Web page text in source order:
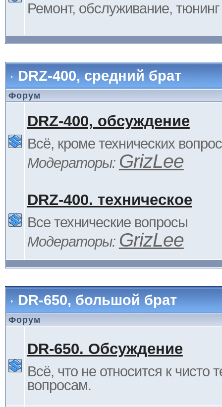
Ремонт, обслуживание, тюнинг
DRZ-400, средний брат
Форум
DRZ-400, обсуждение
Всё, кроме технических
Модераторы: GrizLee
DRZ-400. техническое
Все технические вопросы
Модераторы: GrizLee
DR-650, большой брат
Форум
DR-650. Обсуждение
Всё, что не относится к чисто
вопросам.